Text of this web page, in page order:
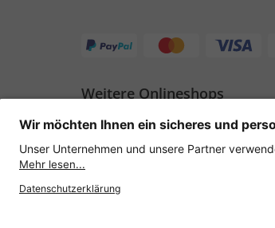
Weitere Onlineshops
Österreich